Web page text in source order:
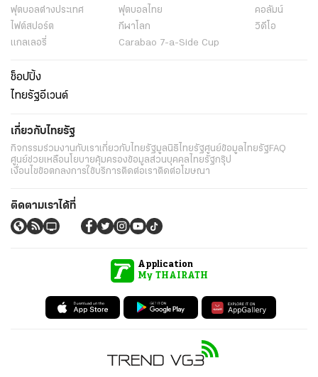
ฟุตบอลต่่างประเทศ ฟุตบอลไทย
คอลัมน์
ไฟต์สปอร์ต
กีฬาโลก
วิดีโอ
แกลเลอรี่
Carabao 7-a-Side Cup
ช็อปปิ้ง
ไทยรัฐอีเวนต์
เกี่ยวกับไทยรัฐ
กิจกรรมร่วมงานกับเราเกี่ยวกับไทยรัฐมูลนิธิไทยรัฐศูนย์ข้อมูลไทยรัฐFAQ
ศูนย์ช่วยเหลือนโยบายคุ้มครองข้อมูลส่วนบุคคลไทยรัฐกรุ๊ป
เงื่อนไขข้อตกลงการใช้บริการติดต่อเราติดต่อโฆษณา
ติดตามเราได้ที่
Application
My THAIRATH